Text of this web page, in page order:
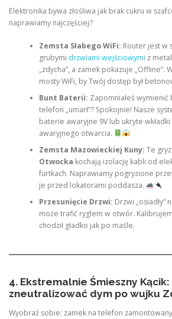
Elektronika bywa złośliwa jak brak cukru w
naprawiamy najczęściej?
Zemsta Słabego WiFi: Router jest w
grubymi drzwiami wejściowymi z
„zdycha”, a zamek pokazuje
mosty WiFi, by Twój dostęp był
Bunt Baterii: Zapomniałeś wymienić
telefon „umarł”? Spokojnie! Nasze
baterie awaryjne 9V lub ukryte wkładki
awaryjnego otwarcia.
Zemsta Mazowieckiej Kuny: Te
Otwocka kochają izolację kabli od
furtkach. Naprawiamy pogryzione
je przed lokatorami poddasza.
Przesunięcie Drzwi: Drzwi „osiadły”
może trafić ryglem w otwór.
chodził gładko jak po maśle.
4. Ekstremalnie Śmieszny Kącik:
zneutralizować dym po wujku
Wyobraź sobie: zamek na telefon